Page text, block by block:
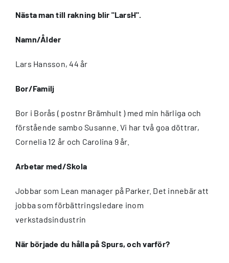
Nästa man till rakning blir "LarsH".
Namn/Ålder
Lars Hansson, 44 år
Bor/Familj
Bor i Borås ( postnr Brämhult ) med min härliga och
förstående sambo Susanne. Vi har två goa döttrar,
Cornelia 12 år och Carolina 9 år.
Arbetar med/Skola
Jobbar som Lean manager på Parker. Det innebär att
jobba som förbättringsledare inom
verkstadsindustrin
När började du hålla på Spurs, och varför?